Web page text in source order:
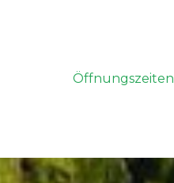
Öffnungszeiten